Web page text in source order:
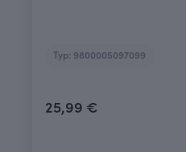
Typ: 9800005097099
25,99 €